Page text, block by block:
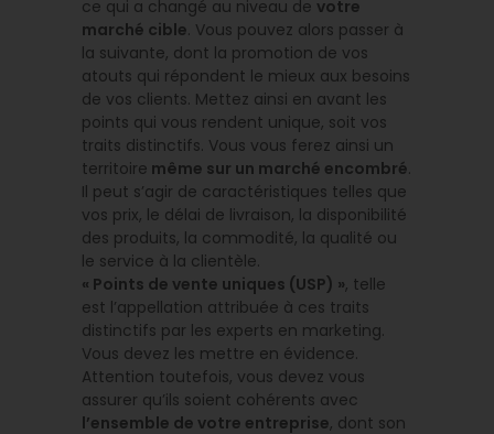
ce qui a changé au niveau de votre
marché cible. Vous pouvez alors passer à
la suivante, dont la promotion de vos
atouts qui répondent le mieux aux besoins
de vos clients. Mettez ainsi en avant les
points qui vous rendent unique, soit vos
traits distinctifs. Vous vous ferez ainsi un
territoire même sur un marché encombré.
Il peut s’agir de caractéristiques telles que
vos prix, le délai de livraison, la disponibilité
des produits, la commodité, la qualité ou
le service à la clientèle.
« Points de vente uniques (USP) », telle
est l’appellation attribuée à ces traits
distinctifs par les experts en marketing.
Vous devez les mettre en évidence.
Attention toutefois, vous devez vous
assurer qu’ils soient cohérents avec
l’ensemble de votre entreprise, dont son